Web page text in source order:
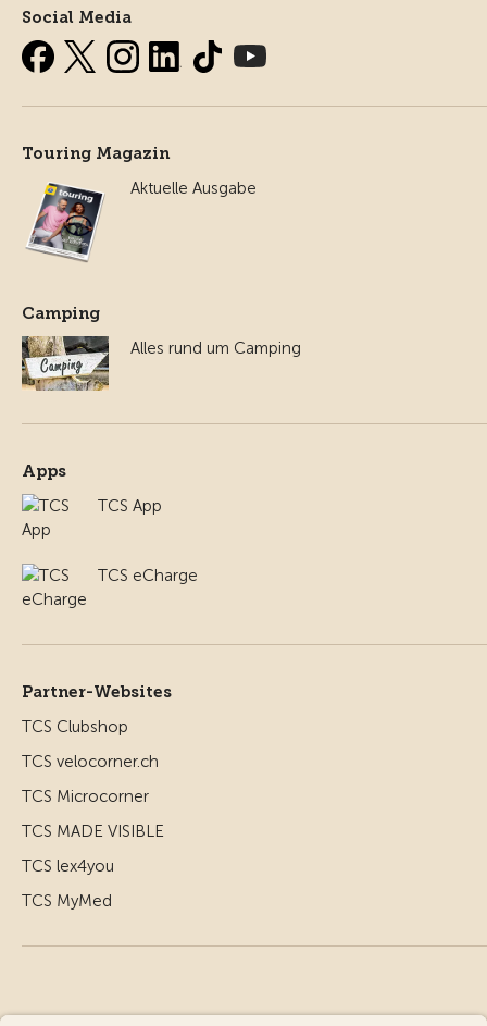
Social Media
Touring Magazin
Aktuelle Ausgabe
Camping
Alles rund um Camping
Apps
TCS App
TCS eCharge
Partner-Websites
TCS Clubshop
TCS velocorner.ch
TCS Microcorner
TCS MADE VISIBLE
TCS lex4you
TCS MyMed